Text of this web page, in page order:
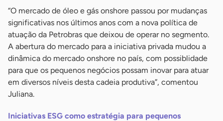
“O mercado de óleo e gás onshore passou por mudanças
significativas nos últimos anos com a nova política de
atuação da Petrobras que deixou de operar no segmento.
A abertura do mercado para a iniciativa privada mudou a
dinâmica do mercado onshore no país, com possiblidade
para que os pequenos negócios possam inovar para atuar
em diversos níveis desta cadeia produtiva”, comentou
Juliana.
Iniciativas ESG como estratégia para pequenos